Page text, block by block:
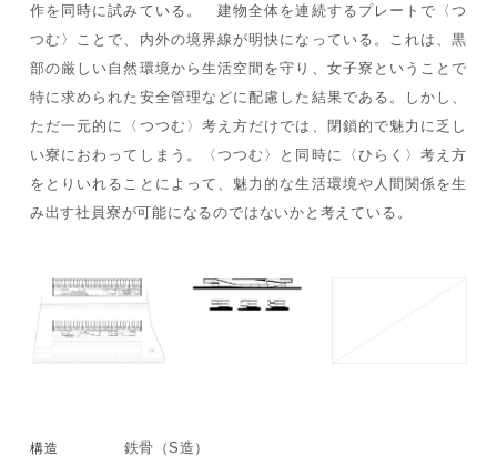
作を同時に試みている。 建物全体を連続するプレートで〈つ
つむ〉ことで、内外の境界線が明快になっている。これは、黒
部の厳しい自然環境から生活空間を守り、女子寮ということで
特に求められた安全管理などに配慮した結果である。しかし、
ただ一元的に〈つつむ〉考え方だけでは、閉鎖的で魅力に乏し
い寮におわってしまう。〈つつむ〉と同時に〈ひらく〉考え方
をとりいれることによって、魅力的な生活環境や人間関係を生
み出す社員寮が可能になるのではないかと考えている。
構造 鉄骨（S造）